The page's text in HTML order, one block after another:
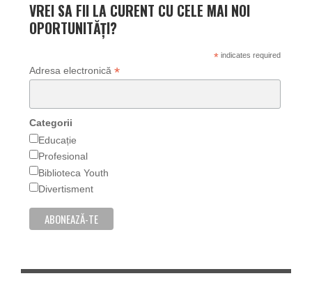
VREI SA FII LA CURENT CU CELE MAI NOI
OPORTUNITĂȚI?
*indicates required
Adresa electronică *
Categorii
Educație
Profesional
Biblioteca Youth
Divertisment